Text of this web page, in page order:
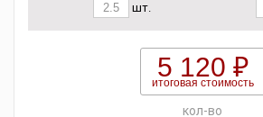
шт.
5 120 ₽
итоговая стоимость
кол-во